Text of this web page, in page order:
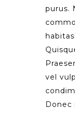
purus.
vel
Donec